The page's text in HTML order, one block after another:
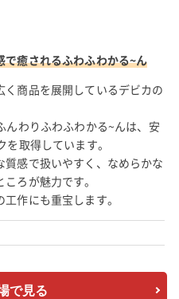
癒されるふわふわかる~ん
商品を展開しているデビカの
んわりふわふわかる~んは、安
取得しています。
感で扱いやすく、なめらかな
ろが魅力です。
作にも重宝します。
で見る